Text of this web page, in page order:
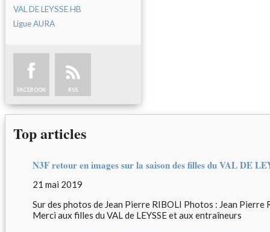
VAL DE LEYSSE HB
Ligue AURA
FACEBOOK RSS
Top articles
N3F retour en images sur la saison des filles du VAL DE
21 mai 2019
Sur des photos de Jean Pierre RIBOLI Photos : Jean
Merci aux filles du VAL de LEYSSE et aux entraîneurs